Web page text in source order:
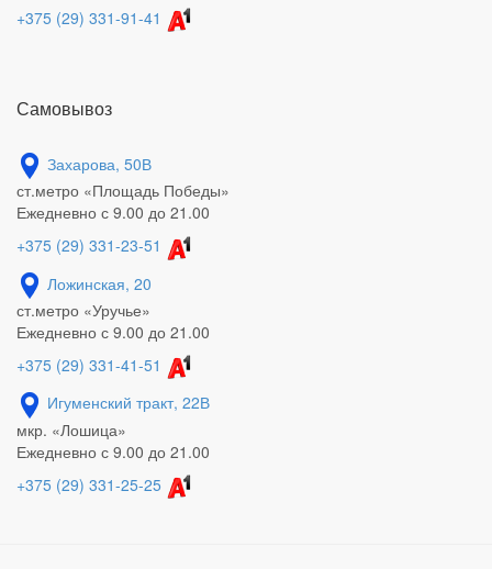
+375 (29) 331-91-41
Самовывоз
Захарова, 50В
ст.метро «Площадь Победы»
Ежедневно с 9.00 до 21.00
+375 (29) 331-23-51
Ложинская, 20
ст.метро «Уручье»
Ежедневно с 9.00 до 21.00
+375 (29) 331-41-51
Игуменский тракт, 22В
мкр. «Лошица»
Ежедневно с 9.00 до 21.00
+375 (29) 331-25-25